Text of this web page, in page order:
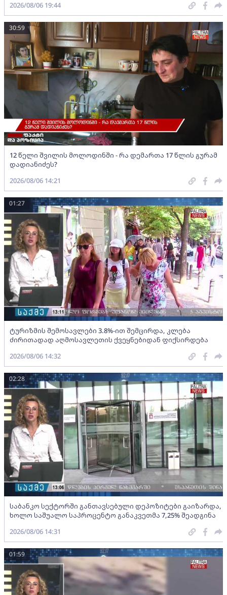
2026/08/06 19:44
12 წელი შვილის მოლოდინში - რა დემართა 17 წლის გურამ
დადიანიძეს?
30:59
2026/08/06 14:21
ტურიზმის შემოსავლები 3.8%-ით შემცირდა, კლება
ძირითადად აღმოსავლეთის ქვეყნებიდან ფიქსირდება
01:27
2026/08/06 14:32
საბანკო სექტორში განთავსებული დეპოზიტები გაიზარდა,
ხოლო საშუალო საპროცენტო განაკვეთმა 7,25% შეადგინა
02:28
2026/08/06 14:31
01:59